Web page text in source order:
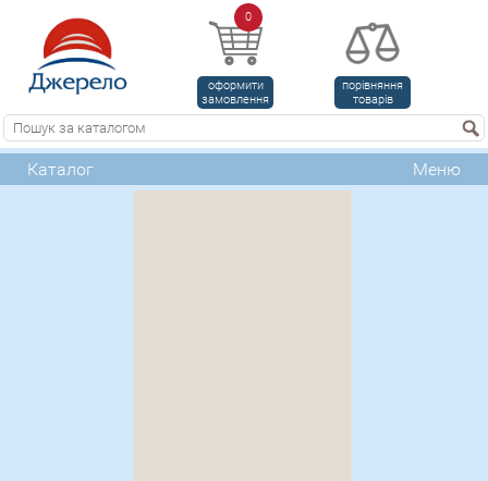
0
оформити
замовлення
порівняння
товарів
Каталог Меню